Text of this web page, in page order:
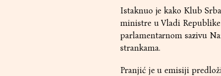
Istaknuo je kako Klub
ministre u Vladi
parlamentarnom sazivu
strankama.
Pranjić je u emisiji